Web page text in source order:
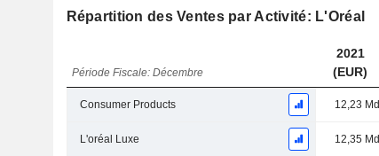
Répartition des Ventes par Activité: L'Oréal
Période Fiscale: Décembre
2021
(EUR)
Consumer Products 12,23 Md
L'oréal Luxe 12,35 Md